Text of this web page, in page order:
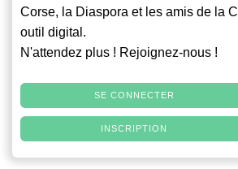
Corse, la Diaspora et les amis de la
outil digital.
N'attendez plus ! Rejoignez-nous !
SE CONNECTER
INSCRIPTION